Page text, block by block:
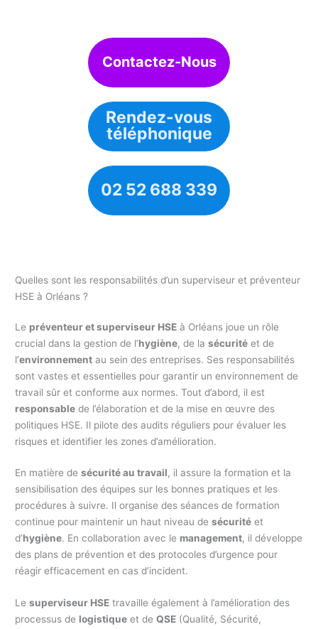
Contactez-Nous
Rendez-vous
téléphonique
02 52 688 339
Quelles sont les responsabilités d’un superviseur et préventeur
HSE à Orléans ?
Le préventeur et superviseur HSE à Orléans joue un rôle
crucial dans la gestion de l’hygiène, de lasécurité et de
l’environnement au sein des entreprises. Ses responsabilités
sont vastes et essentielles pour garantir un environnement de
travail sûr et conforme aux normes. Tout d’abord, il est
responsable de l’élaboration et de la mise en œuvre des
politiques HSE. Il pilote des audits réguliers pour évaluer les
risques et identifier les zones d’amélioration.
En matière desécurité au travail, il assure la formation et la
sensibilisation des équipes sur les bonnes pratiques et les
procédures à suivre. Il organise des séances de formation
continue pour maintenir un haut niveau desécurité et
d’hygiène. En collaboration avec le management, il développe
des plans de prévention et des protocoles d’urgence pour
réagir efficacement en cas d’incident.
Lesuperviseur HSE travaille également à l’amélioration des
processus de logistique et deQSE (Qualité, Sécurité,